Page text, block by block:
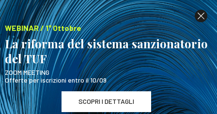
WEBINAR / 1° Ottobre
La riforma del sistema sanzionatorio
del TUF
ZOOM MEETING
Offerte per iscrizioni entro il 10/09
SCOPRI I DETTAGLI